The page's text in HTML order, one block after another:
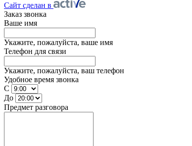
Сайт сделан в
Заказ звонка
Ваше имя
Укажите, пожалуйста, ваше имя
Телефон для связи
Укажите, пожалуйста, ваш телефон
Удобное время звонка
С
До
Предмет разговора